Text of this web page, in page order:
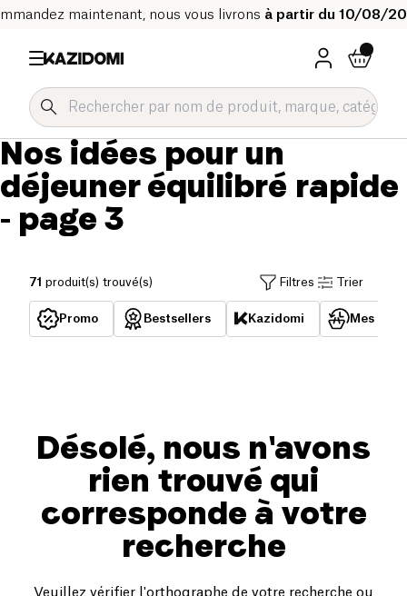
maintenant, nous vous livrons à partir du 10/08/
Nos idées pour un
déjeuner équilibré rapide
- page 3
71 produit(s) trouvé(s) Filtres Trier
Promo Bestsellers Kazidomi Mes
Désolé, nous n'avons
rien trouvé qui
corresponde à votre
recherche
Veuillez vérifier l'orthographe de votre recherche ou